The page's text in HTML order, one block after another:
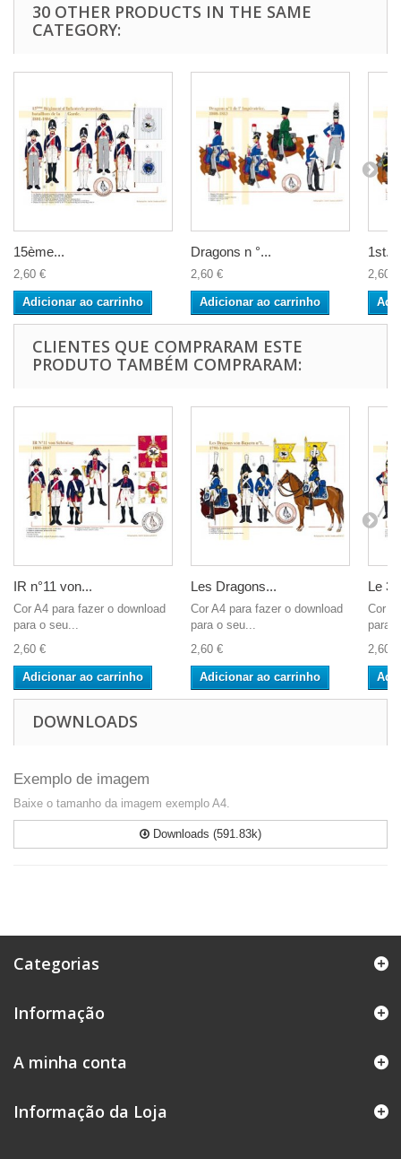
30 OTHER PRODUCTS IN THE SAME
CATEGORY:
15ème...
2,60 €
Adicionar ao carrinho
Dragons n °...
2,60 €
Adicionar ao carrinho
1st...
2,60 €
CLIENTES QUE COMPRARAM ESTE
PRODUTO TAMBÉM COMPRARAM:
IR n°11 von...
Cor A4 para fazer o download
para o seu...
2,60 €
Adicionar ao carrinho
Les Dragons...
Cor A4 para fazer o download
para o seu...
2,60 €
Adicionar ao carrinho
Le
Cor
para
2,60 €
DOWNLOADS
Exemplo de imagem
Baixe o tamanho da imagem exemplo A4.
Downloads (591.83k)
Categorias
Informação
A minha conta
Informação da Loja